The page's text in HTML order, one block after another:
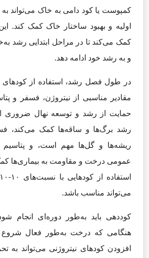
کمپوست یا کود دامی به خاک می‌تواند
اولیه و بهبود ساختار خاک کمک کند.
کمک می‌کند تا در مراحل ابتدایی رشد
و به رشد خود ادامه دهد.
در طول فصل رشد، استفاده از کودهای
مقادیر مناسبی از نیتروژن، فسفر و
حمایت از رشد و توسعه نهال ضروری
رشد برگ‌ها و ساقه‌ها کمک می‌کند،
ریشه‌ها و گل‌ها مهم است، و پتاسیم
عمومی درخت و مقاومت به بیماری‌ها
می‌تواند مناسب باشد.
کوددهی باید به‌طور دوره‌ای انجام
هنگامی که درخت به‌طور فعال شروع
افزودن کودهای نیتروژنی می‌تواند به